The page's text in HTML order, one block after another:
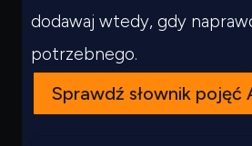
dodawaj wtedy, gdy
potrzebnego.
Sprawdź słownik pojęć